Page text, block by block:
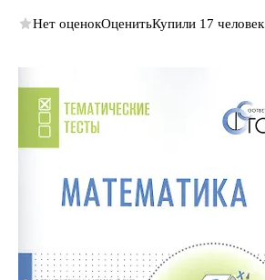
Нет оценокОценитьКупили 17 человек